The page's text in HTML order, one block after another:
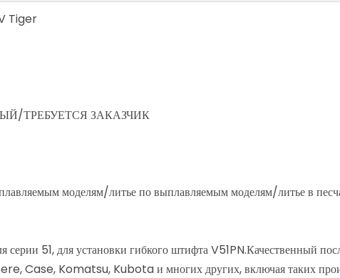
Tiger
ТРЕБУЕТСЯ ЗАКАЗЧИК
моделям/литье по выплавляемым моделям/литье в
серии 51, для установки гибкого штифта
Case, Komatsu, Kubota и многих других, включая таких